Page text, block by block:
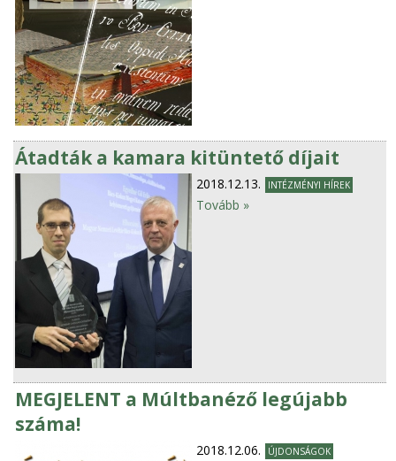
Átadták a kamara kitüntető díjait
2018.12.13. INTÉZMÉNYI HÍREK
Tovább »
MEGJELENT a Múltbanéző legújabb
száma!
2018.12.06. ÚJDONSÁGOK